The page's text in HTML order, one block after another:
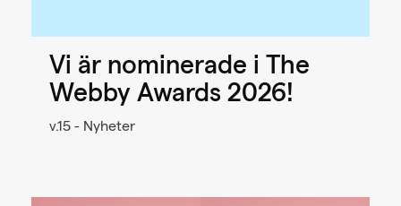
Vi är nominerade i The
Webby Awards 2026!
v.15 - Nyheter